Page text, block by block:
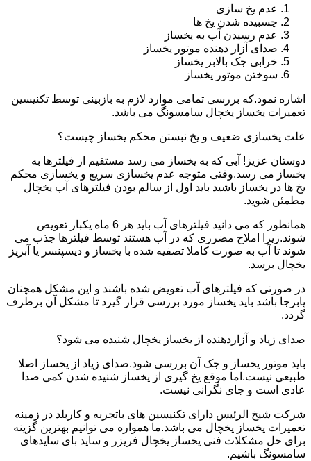
عدم یخ سازی
چسبیده شدن یخ ها
عدم رسیدن آب به یخساز
صدای آزار دهنده موتور یخساز
خرابی جک بالابر یخساز
سوختن موتور یخساز
اشاره نمود.که بررسی تمامی موارد لازم به بازبینی توسط تکنیسین
تعمیرات یخساز یخچال سامسونگ می باشد.
علت یخسازی ضعیف و یخ نبستن محکم یخساز چیست؟
دوستان عزیز! آبی که به یخساز می رسد مستقیم از فیلترها به
یخساز می رسد.وقتی متوجه عدم یخسازی سریع و یخسازی محکم
یخ ها در یخساز باشید باید اول از سالم بودن فیلترهای آب یخچال
مطمئن شوید.
همانطور که می دانید فیلترهای آب باید هر 6 ماه یکبار تعویض
شوند.زیرا املاح مضرری که در آب هستند توسط فیلترها جذب می
شوند تا آب به صورت کاملا تصفیه شده با یخساز و دیسپنسر یا آبریز
یخچال برسد.
در صورتی که فیلترهای آب تعویض شده باشند و این مشکل همچنان
پابرجا باشد باید یخساز مورد بررسی قرار گیرد تا مشکل آن برطرف
گردد.
صدای زیاد و آزاردهنده از یخساز یخچال شنیده می شود؟
باید موتور یخساز و جک آن بررسی شود.صدای زیاد از یخساز اصلا
طبیعی نیست.اما موقع یخ گیری از یخساز شنیده شدن کمی صدا
عادی است و جای نگرانی نیست.
شرکت شیخ الرئیس دارای تکنیسین های باتجربه و کاربلد در زمینه
تعمیرات یخساز یخچال می باشد.ما همواره می توانیم بهترین گزینه
برای حل مشکلات فنی یخساز یخچال فریزر و ساید بای سایدهای
سامسونگ باشیم.